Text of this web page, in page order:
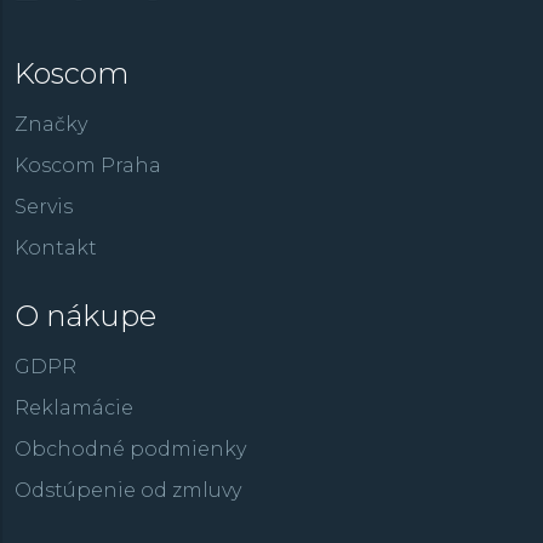
Koscom
Značky
Koscom Praha
Servis
Kontakt
O nákupe
GDPR
Reklamácie
Obchodné podmienky
Odstúpenie od zmluvy